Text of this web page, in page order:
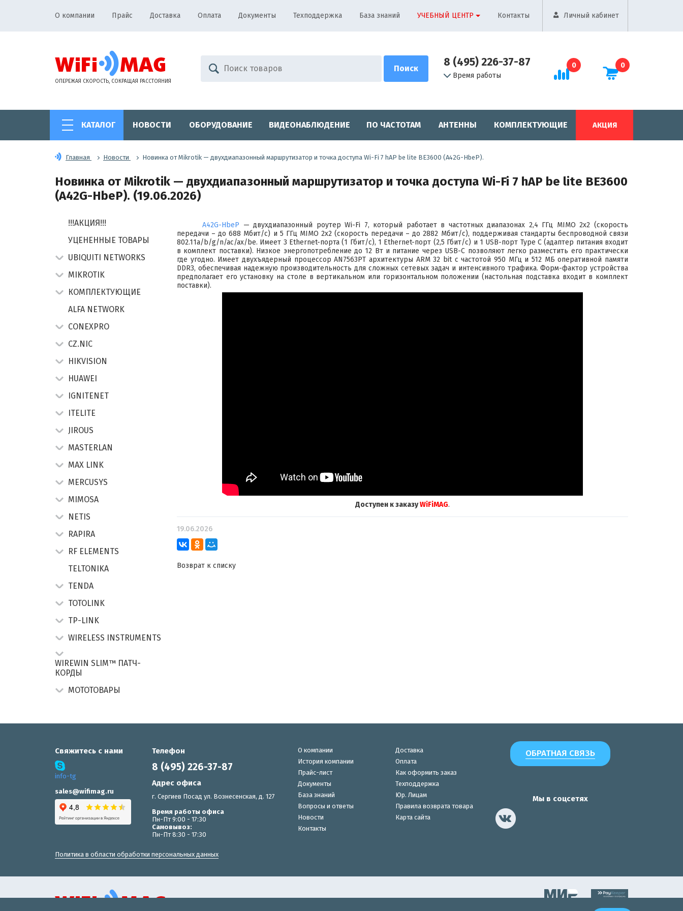
О компании Прайс Доставка Оплата Документы Техподдержка База знаний УЧЕБНЫЙ ЦЕНТР Контакты Личный кабинет
ОПЕРЕЖАЯ СКОРОСТЬ, СОКРАЩАЯ РАССТОЯНИЯ
8 (495) 226-37-87
Время работы
0 0
КАТАЛОГ НОВОСТИ ОБОРУДОВАНИЕ ВИДЕОНАБЛЮДЕНИЕ ПО ЧАСТОТАМ АНТЕННЫ КОМПЛЕКТУЮЩИЕ АКЦИЯ
Главная Новости Новинка от Mikrotik — двухдиапазонный маршрутизатор и точка доступа Wi-Fi 7 hAP be lite BE3600 (A42G-HbeP).
Новинка от Mikrotik — двухдиапазонный маршрутизатор и точка доступа Wi-Fi 7 hAP be lite BE3600
(A42G-HbeP). (19.06.2026)
A42G-HbeP — двухдиапазонный роутер Wi-Fi 7, который работает в частотных диапазонах 2,4 ГГц MIMO 2x2 (скорость
передачи – до 688 Мбит/с) и 5 ГГц MIMO 2x2 (скорость передачи – до 2882 Мбит/с), поддерживая стандарты беспроводной связи
802.11a/b/g/n/ac/ax/be. Имеет 3 Ethernet-порта (1 Гбит/с), 1 Ethernet-порт (2,5 Гбит/с) и 1 USB-порт Type C (адаптер питания входит
в комплект поставки). Низкое энергопотребление до 12 Вт и питание через USB-C позволяют легко разместить его практически
где угодно. Имеет двухъядерный процессор AN7563PT архитектуры ARM 32 bit с частотой 950 МГц и 512 МБ оперативной памяти
DDR3, обеспечивая надежную производительность для сложных сетевых задач и интенсивного трафика. Форм-фактор устройства
предполагает его установку на столе в вертикальном или горизонтальном положении (настольная подставка входит в комплект
поставки).
Доступен к заказуWiFiMAG.
19.06.2026
Возврат к списку
!!!АКЦИЯ!!!
УЦЕНЕННЫЕ ТОВАРЫ
UBIQUITI NETWORKS
MIKROTIK
КОМПЛЕКТУЮЩИЕ
ALFA NETWORK
CONEXPRO
CZ.NIC
HIKVISION
HUAWEI
IGNITENET
ITELITE
JIROUS
MASTERLAN
MAX LINK
MERCUSYS
MIMOSA
NETIS
RAPIRA
RF ELEMENTS
TELTONIKA
TENDA
TOTOLINK
TP-LINK
WIRELESS INSTRUMENTS
WIREWIN SLIM™ ПАТЧ-
КОРДЫ
МОТОТОВАРЫ
Свяжитесь с нами
info-tg
sales@wifimag.ru
Телефон
8 (495) 226-37-87
Адрес офиса
г. Сергиев Посад ул. Вознесенская, д. 127
Время работы офиса
Пн-Пт 9:00 - 17:30
Самовывоз:
Пн-Пт 8:30 - 17:30
О компании
История компании
Прайс-лист
Документы
База знаний
Вопросы и ответы
Новости
Контакты
Доставка
Оплата
Как оформить заказ
Техподдержка
Юр. Лицам
Правила возврата товара
Карта сайта
ОБРАТНАЯ СВЯЗЬ
Мы в соцсетях
Политика в области обработки персональных данных